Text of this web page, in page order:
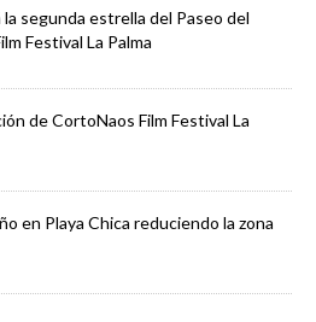
segunda estrella del Paseo del
Festival La Palma
de CortoNaos Film Festival La
en Playa Chica reduciendo la zona